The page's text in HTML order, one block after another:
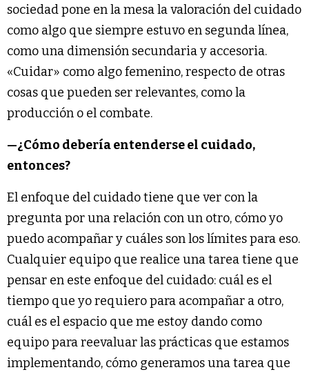
sociedad pone en la mesa la valoración del cuidado
como algo que siempre estuvo en segunda línea,
como una dimensión secundaria y accesoria.
«Cuidar» como algo femenino, respecto de otras
cosas que pueden ser relevantes, como la
producción o el combate.
—¿Cómo debería entenderse el cuidado,
entonces?
El enfoque del cuidado tiene que ver con la
pregunta por una relación con un otro, cómo yo
puedo acompañar y cuáles son los límites para eso.
Cualquier equipo que realice una tarea tiene que
pensar en este enfoque del cuidado: cuál es el
tiempo que yo requiero para acompañar a otro,
cuál es el espacio que me estoy dando como
equipo para reevaluar las prácticas que estamos
implementando, cómo generamos una tarea que